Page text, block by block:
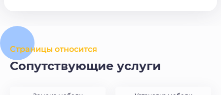
Страницы относится
Сопутствующие услуги